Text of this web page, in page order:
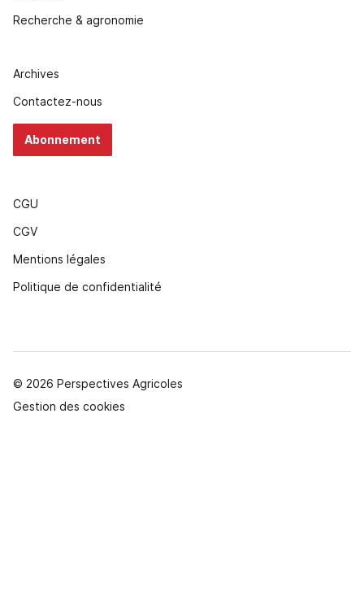
Recherche & agronomie
Archives
Contactez-nous
Abonnement
CGU
CGV
Mentions légales
Politique de confidentialité
© 2026 Perspectives Agricoles
Gestion des cookies